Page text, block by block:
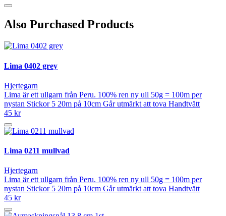
Also Purchased Products
Lima 0402 grey
Hjertegarn
Lima är ett ullgarn från Peru. 100% ren ny ull 50g = 100m per
nystan Stickor 5 20m på 10cm Går utmärkt att tova Handtvätt
45 kr
Lima 0211 mullvad
Hjertegarn
Lima är ett ullgarn från Peru. 100% ren ny ull 50g = 100m per
nystan Stickor 5 20m på 10cm Går utmärkt att tova Handtvätt
45 kr